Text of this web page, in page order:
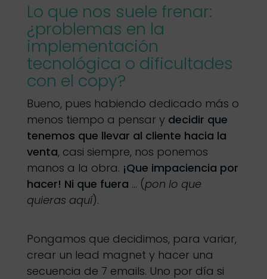
Lo que nos suele frenar:
¿problemas en la
implementación
tecnológica o dificultades
con el copy?
Bueno, pues habiendo dedicado más o
menos tiempo a pensar y decidir que
tenemos que llevar al cliente hacia la
venta, casi siempre, nos ponemos
manos a la obra. ¡Que impaciencia por
hacer! Ni que fuera … (pon lo que
quieras aquí).
Pongamos que decidimos, para variar,
crear un lead magnet y hacer una
secuencia de 7 emails. Uno por día si